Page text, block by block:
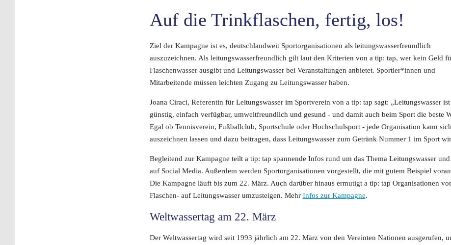
Auf die Trinkflaschen, fertig, los!
Ziel der Kampagne ist es, deutschlandweit Sportorganisationen als leitungswasserfreundlich
auszuzeichnen. Als leitungswasserfreundlich gilt laut den Kriterien von a tip: tap, wer kein Geld
Flaschenwasser ausgibt und Leitungswasser bei Veranstaltungen anbietet. Sportler*innen und
Mitarbeitende müssen leichten Zugang zu Leitungswasser haben.
Joana Ciraci, Referentin für Leitungswasser im Sportverein von a tip: tap sagt: „Leitungswasser ist
günstig, einfach verfügbar, umweltfreundlich und gesund - und damit auch beim Sport die beste
Egal ob Tennisverein, Fußballclub, Sportschule oder Hochschulsport - jede Organisation kann sich
auszeichnen lassen und dazu beitragen, dass Leitungswasser zum Getränk Nummer 1 im Sport
Begleitend zur Kampagne teilt a tip: tap spannende Infos rund um das Thema Leitungswasser
auf Social Media. Außerdem werden Sportorganisationen vorgestellt, die mit gutem Beispiel
Die Kampagne läuft bis zum 22. März. Auch darüber hinaus ermutigt a tip: tap Organisationen
Flaschen- auf Leitungswasser umzusteigen. Mehr Infos zur Kampagne.
Weltwassertag am 22. März
Der Weltwassertag wird seit 1993 jährlich am 22. März von den Vereinten Nationen ausgerufen,